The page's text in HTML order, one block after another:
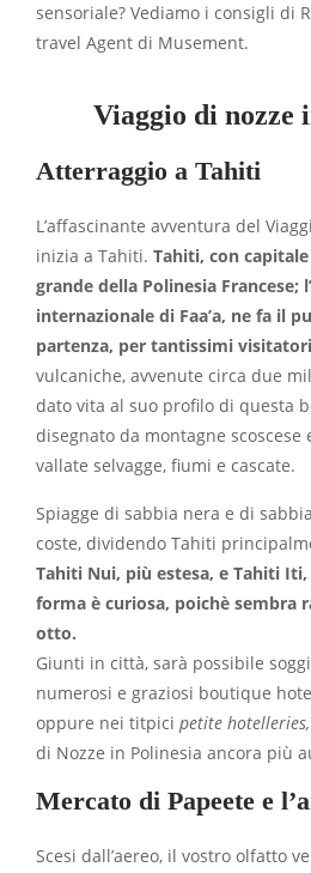
sensoriale? Vediamo i consigli di
travel Agent di Musement.
Viaggio di nozze
Atterraggio a Tahiti
L’affascinante avventura del
inizia a Tahiti. Tahiti, con capitale
grande della Polinesia Francese;
internazionale di Faa’a, ne fa il
partenza, per tantissimi visitatori
vulcaniche, avvenute circa due
dato vita al suo profilo di questa
disegnato da montagne scoscese
vallate selvagge, fiumi e cascate.
Spiagge di sabbia nera e di
coste, dividendo Tahiti
Tahiti Nui, più estesa, e Tahiti
forma è curiosa, poichè sembra
otto.
Giunti in città, sarà possibile
numerosi e graziosi boutique
oppure nei titpici petite hotelleries,
di Nozze in Polinesia ancora più
Mercato di Papeete e
Scesi dall’aereo, il vostro olfatto